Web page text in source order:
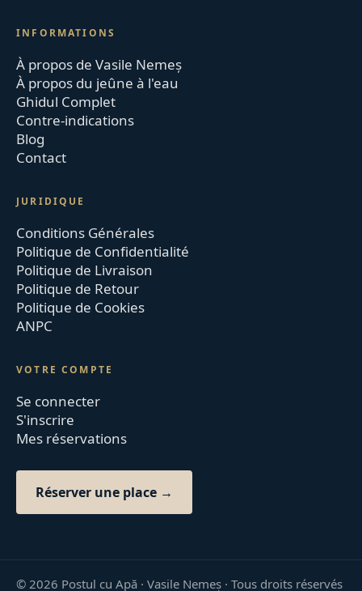
INFORMATIONS
À propos de Vasile Nemeș
À propos du jeûne à l'eau
Ghidul Complet
Contre-indications
Blog
Contact
JURIDIQUE
Conditions Générales
Politique de Confidentialité
Politique de Livraison
Politique de Retour
Politique de Cookies
ANPC
VOTRE COMPTE
Se connecter
S'inscrire
Mes réservations
Réserver une place →
©2026 Postul cu Apă · Vasile Nemeș ·Tous droits réservés